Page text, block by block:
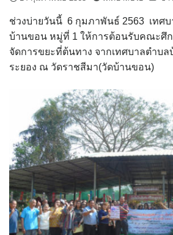
กองช่าง
กองยุทธศาสตร์และงบประมาณ
กองสาธารณสุขฯ
การเปิดเผยข้อมูลข่าวสารปี 2566
assessment ITA2023
ข้อกำหนดการใช้งาน
ข้อมูลประชากร
ข้อมูลพื้นฐานของศูนย์บริการนักท่องเที่ยว
ช่วงบ่ายวันนี้ 6 กุมภาพันธ์ 2563 เทศ
บ้านขอน หมู่ที่ 1 ให้การต้อนรับคณะศึ
จัดการขยะที่ต้นทาง จากเทศบาลตำบ
ระยอง ณ วัดราชสีมา(วัดบ้านขอน)